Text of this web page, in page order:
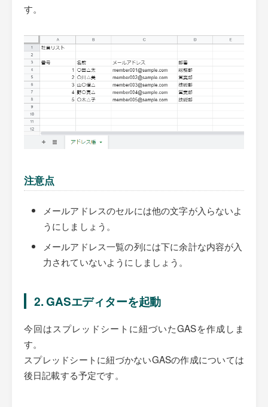
す。
注意点
メールアドレスのセルには他の文字が入らないよ
うにしましょう。
メールアドレス一覧の列には下に余計な内容が入
力されていないようにしましょう。
2. GASエディターを起動
今回はスプレッドシートに紐づいたGASを作成しま
す。
スプレッドシートに紐づかないGASの作成については
後日記載する予定です。